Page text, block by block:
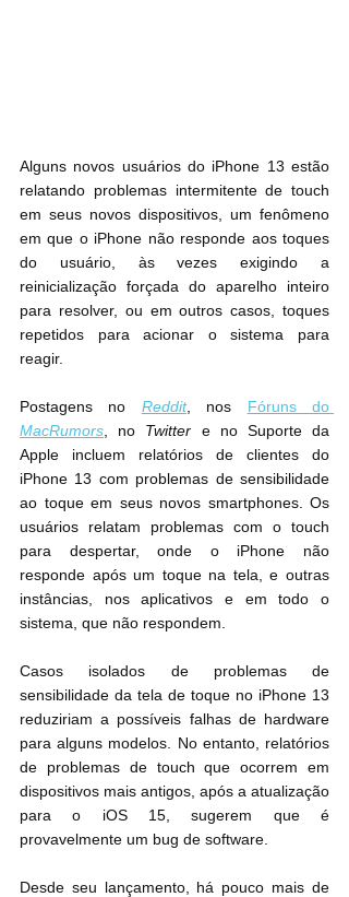
Alguns novos usuários do iPhone 13 estão
relatando problemas intermitente de touch
em seus novos dispositivos, um fenômeno
em que o iPhone não responde aos toques
do usuário, às vezes exigindo a
reinicialização forçada do aparelho inteiro
para resolver, ou em outros casos, toques
repetidos para acionar o sistema para
reagir.
Postagens no Reddit, nos
MacRumors , no Twitter e no Suporte da
Apple incluem relatórios de clientes do
‌iPhone 13‌ com problemas de sensibilidade
ao toque em seus novos smartphones. Os
usuários relatam problemas com o touch
para despertar, onde o ‌iPhone‌ não
responde após um toque na tela, e outras
instâncias, nos aplicativos e em todo o
sistema, que não respondem.
Casos isolados de problemas de
sensibilidade da tela de toque no ‌iPhone 13‌
reduziriam a possíveis falhas de hardware
para alguns modelos. No entanto, relatórios
de problemas de touch que ocorrem em
dispositivos mais antigos, após a atualização
para o iOS 15, sugerem que é
provavelmente um bug de software.
Desde seu lançamento, há pouco mais de